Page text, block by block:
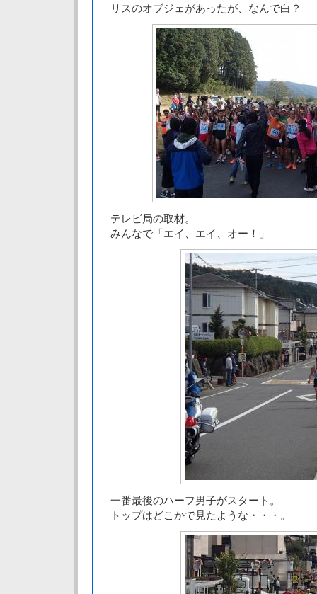
リスのオブジェがあったが、なんで白？
テレビ局の取材。
みんなで「エイ、エイ、オー！」
一番最後のハーフ男子がスタート。
トップはどこかで見たような・・・。